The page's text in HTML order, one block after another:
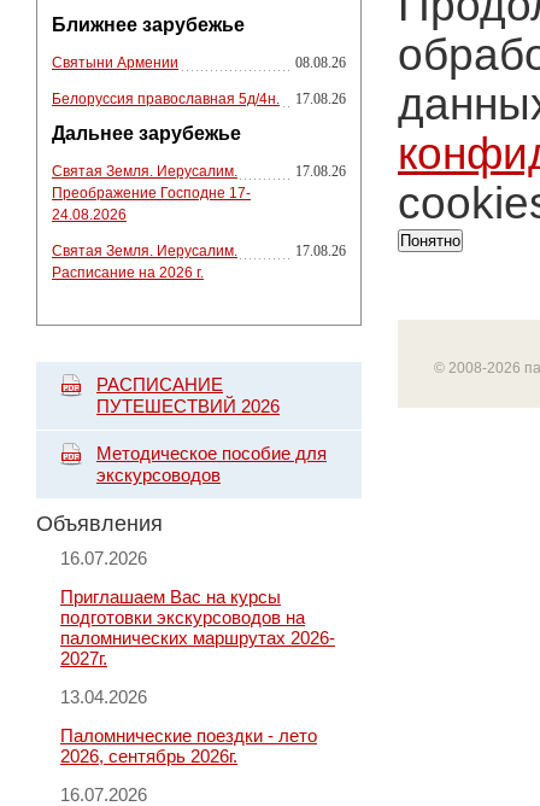
Ближнее зарубежье
Святыни Армении 08.08.26
Белоруссия православная 5д/4н. 17.08.26
Дальнее зарубежье
Святая Земля. Иерусалим.
Преображение Господне 17-
24.08.2026
17.08.26
Святая Земля. Иерусалим.
Расписание на 2026 г.
17.08.26
РАСПИСАНИЕ
ПУТЕШЕСТВИЙ 2026
Методическое пособие для
экскурсоводов
Объявления
16.07.2026
Приглашаем Вас на курсы
подготовки экскурсоводов на
паломнических маршрутах 2026-
2027г.
13.04.2026
Паломнические поездки - лето
2026, сентябрь 2026г.
16.07.2026
Понятно
© 2008-2026